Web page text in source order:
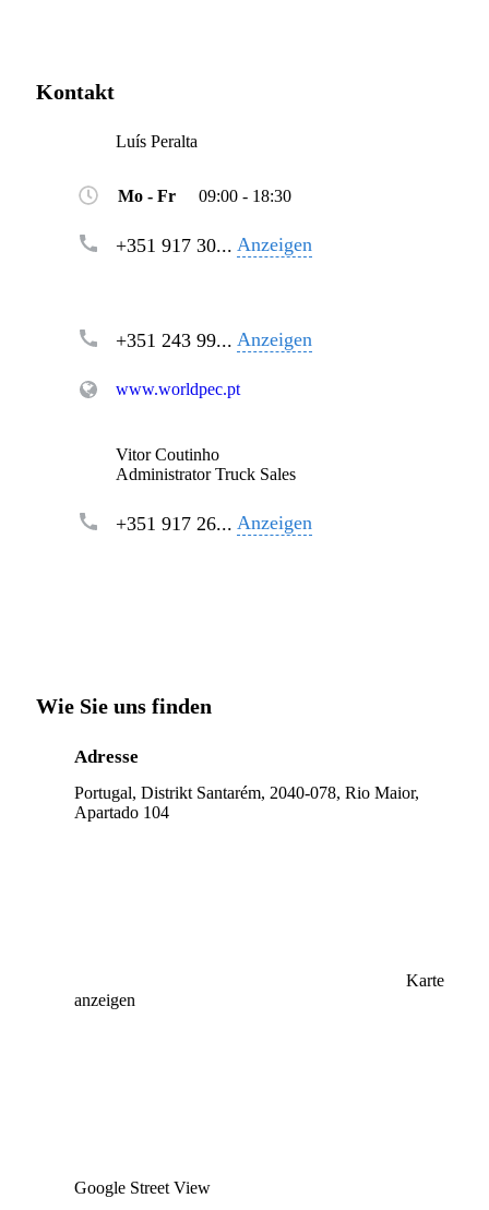
Kontakt
Luís Peralta
Mo - Fr 09:00 - 18:30
+351 917 30... Anzeigen
+351 243 99... Anzeigen
www.worldpec.pt
Vitor Coutinho
Administrator Truck Sales
+351 917 26... Anzeigen
Wie Sie uns finden
Adresse
Portugal, Distrikt Santarém, 2040-078, Rio Maior,
Apartado 104
Karte
anzeigen
Google Street View